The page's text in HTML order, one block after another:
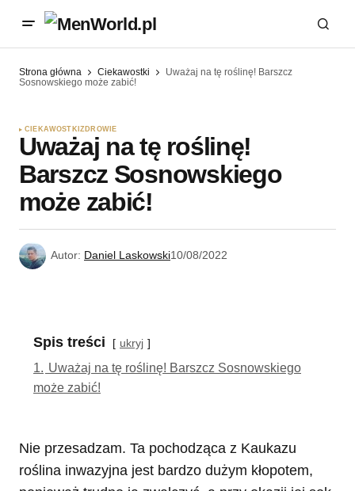
Strona główna Ciekawostki
Uważaj na tę roślinę! Barszcz
Sosnowskiego może zabić!
CIEKAWOSTKI ZDROWIE
Uważaj na tę roślinę!
Barszcz Sosnowskiego
może zabić!
Autor: Daniel Laskowski10/08/2022
Spis treści ukryj
1. Uważaj na tę roślinę! Barszcz Sosnowskiego
może zabić!
Nie przesadzam. Ta pochodząca z Kaukazu
roślina inwazyjna jest bardzo dużym kłopotem,